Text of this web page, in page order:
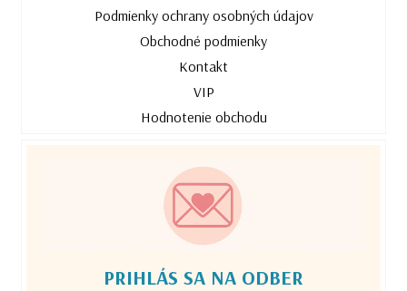
Podmienky ochrany osobných údajov
Obchodné podmienky
Kontakt
VIP
Hodnotenie obchodu
PRIHLÁS SA NA ODBER